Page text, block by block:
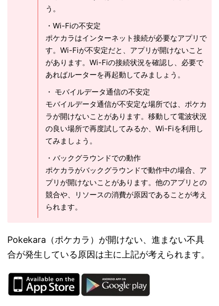
う。
・Wi-Fiの不安定
ポケカラはインターネット接続が必要なアプリで
す。Wi-Fiが不安定だと、アプリが開けないこと
があります。Wi-Fiの接続状況を確認し、必要で
あればルーターを再起動してみましょう。
・ モバイルデータ通信の不安定
モバイルデータ通信が不安定な場所では、ポケカ
ラが開けないことがあります。移動して電波状況
の良い場所で再度試してみるか、Wi-Fiを利用し
てみましょう。
・バックグラウンドでの動作
ポケカラがバックグラウンドで動作中の場合、ア
プリが開けないことがあります。他のアプリとの
競合や、リソースの消費が原因であることが考え
られます。
Pokekara（ポケカラ）が開けない、進まない不具
合が発生している原因は主に上記が考えられます。